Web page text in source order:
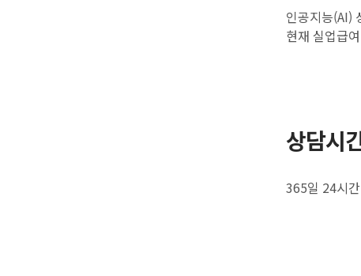
인공지능(AI)
현재 실업급
상담시
365일 24시간